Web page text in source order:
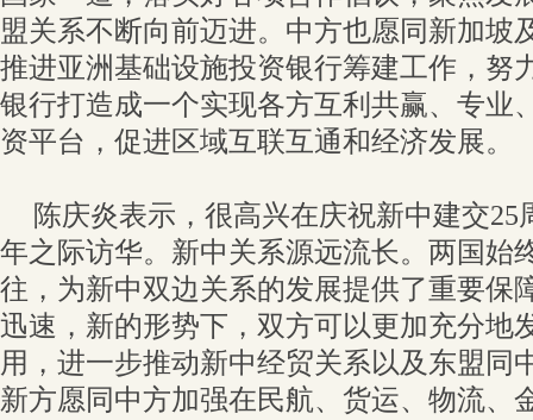
盟关系不断向前迈进。中方也愿同新加坡
推进亚洲基础设施投资银行筹建工作，努
银行打造成一个实现各方互利共赢、专业
资平台，促进区域互联互通和经济发展。
陈庆炎表示，很高兴在庆祝新中建交25
年之际访华。新中关系源远流长。两国始
往，为新中双边关系的发展提供了重要保
迅速，新的形势下，双方可以更加充分地
用，进一步推动新中经贸关系以及东盟同
新方愿同中方加强在民航、货运、物流、